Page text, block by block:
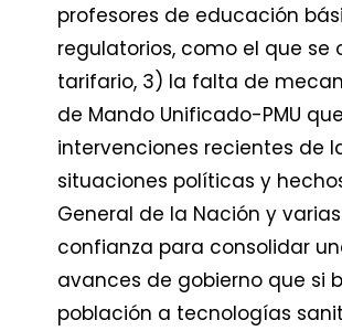
profesores de educación
regulatorios, como el que se
tarifario, 3) la falta de
de Mando Unificado-PMU
intervenciones recientes de
situaciones políticas y
General de la Nación y
confianza para consolidar
avances de gobierno que si
población a tecnologías